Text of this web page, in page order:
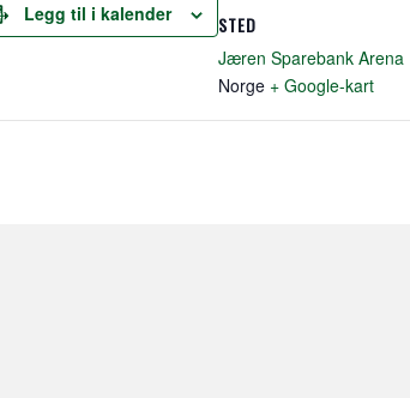
Legg til i kalender STED
Jæren Sparebank Arena
Norge + Google-kart